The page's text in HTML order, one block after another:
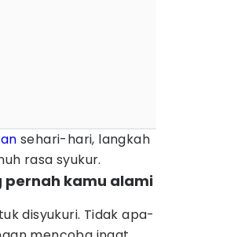
sehari-hari, langkah
rasa syukur.
kamu alami
disyukuri. Tidak apa-